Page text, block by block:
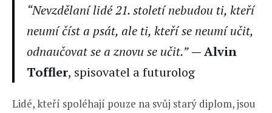
“Nevzdělaní lidé 21. století nebudou ti, kteří
neumí číst a psát, ale ti, kteří se neumí učit,
odnaučovat se a znovu se učit.” — Alvin
Toffler, spisovatel a futurolog
Lidé, kteří spoléhají pouze na svůj starý diplom, jsou